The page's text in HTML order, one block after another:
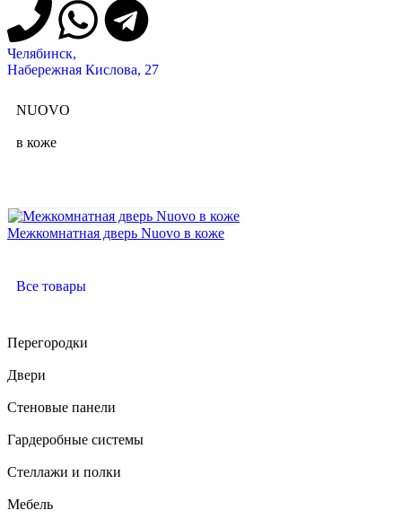
Челябинск,
Набережная Кислова, 27
NUOVO
в коже
Межкомнатная дверь Nuovo в коже
Все товары
Перегородки
Двери
Стеновые панели
Гардеробные системы
Стеллажи и полки
Мебель